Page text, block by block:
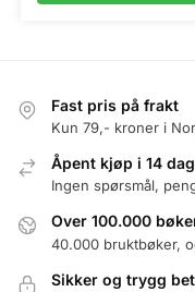
Fast pris på frakt
Kun 79,- kroner i
Åpent kjøp i 14
Ingen spørsmål,
Over 100.000
40.000 bruktbøker,
Sikker og trygg